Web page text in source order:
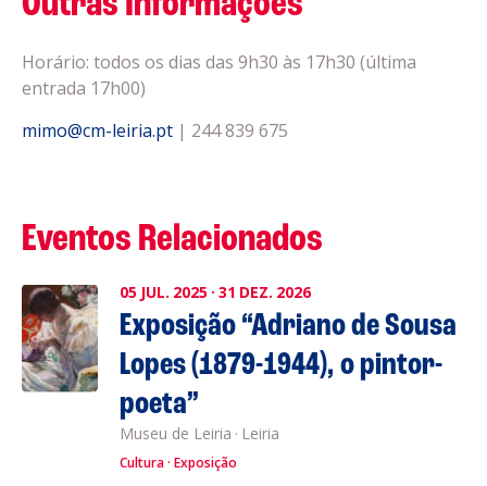
Horário: todos os dias das 9h30 às 17h30 (última
entrada 17h00)
mimo@cm-leiria.pt | 244 839 675
Eventos Relacionados
05 JUL. 2025 · 31 DEZ. 2026
Exposição “Adriano de Sousa
Lopes (1879-1944), o pintor-
poeta”
Museu de Leiria · Leiria
Cultura Exposição